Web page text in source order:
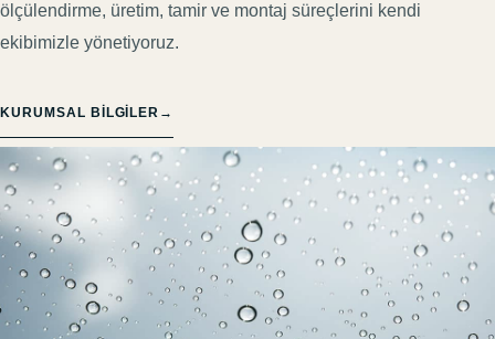
ölçülendirme, üretim, tamir ve montaj süreçlerini kendi
ekibimizle yönetiyoruz.
KURUMSAL BILGILER →